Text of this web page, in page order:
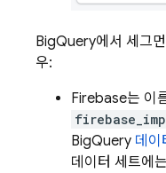
BigQuery에서 세그
우:
Firebase는 이
BigQuery 데이
데이터 세트에는